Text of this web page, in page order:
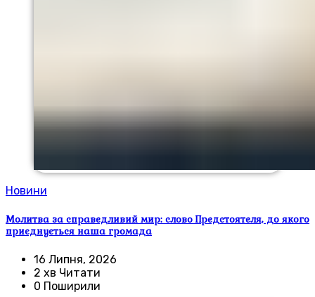
Новини
Молитва за справедливий мир: слово Предстоятеля, до якого
приєднується наша громада
16 Липня, 2026
2 хв Читати
0 Поширили